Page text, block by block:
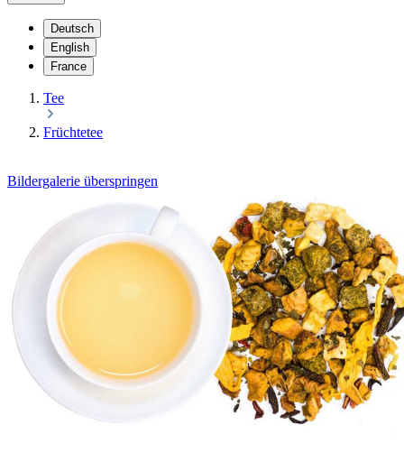
Deutsch
English
France
Tee
Früchtetee
Bildergalerie überspringen